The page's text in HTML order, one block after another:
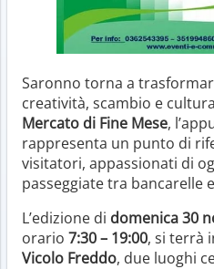
Saronno torna a
creatività, scambio e
Mercato di Fine Mese,
rappresenta un punto di
visitatori, appassionati di
passeggiate tra bancarelle
L’edizione di domenica 30
orario 7:30 – 19:00, si terrà
Vicolo Freddo, due luoghi